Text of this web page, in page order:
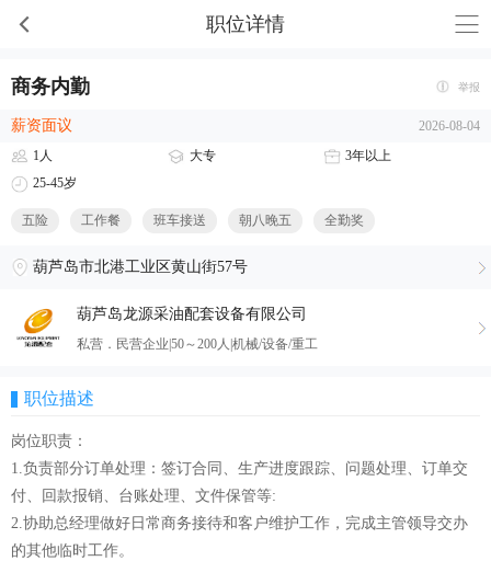
职位详情
商务内勤 举报
薪资面议
2026-08-04
1人
大专
3年以上
25-45岁
五险 工作餐 班车接送 朝八晚五 全勤奖
葫芦岛市北港工业区黄山街57号
葫芦岛龙源采油配套设备有限公司
私营．民营企业|50～200人|机械/设备/重工
职位描述
岗位职责：
1.负责部分订单处理：签订合同、生产进度跟踪、问题处理、订单交
付、回款报销、台账处理、文件保管等:
2.协助总经理做好日常商务接待和客户维护工作，完成主管领导交办
的其他临时工作。